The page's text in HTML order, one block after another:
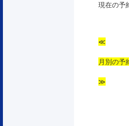
現在の予
≪
月別の予
≫